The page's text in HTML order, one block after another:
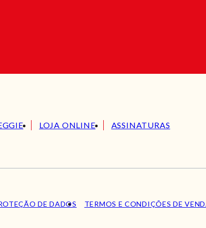
LOJA ONLINE ASSINATURAS
DE DADOS TERMOS E CONDIÇÕES DE